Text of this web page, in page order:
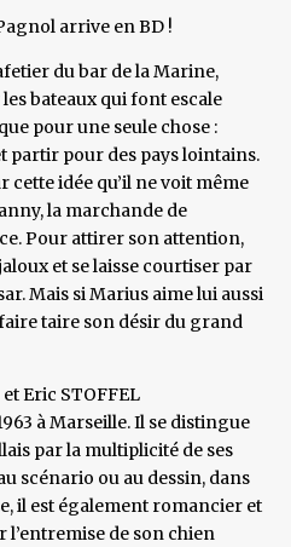
arrive en BD !
du bar de la Marine,
bateaux qui font escale
pour une seule chose :
partir pour des pays lointains.
idée qu’il ne voit même
la marchande de
Pour attirer son attention,
et se laisse courtiser par
Mais si Marius aime lui aussi
taire son désir du grand
Eric STOFFEL
à Marseille. Il se distingue
par la multiplicité de ses
scénario ou au dessin, dans
il est également romancier et
de son chien